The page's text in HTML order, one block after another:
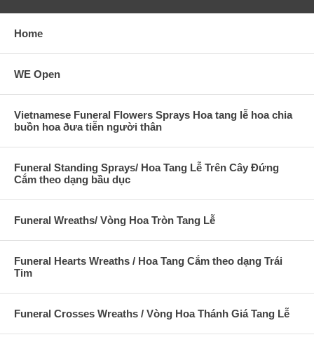
Home
WE Open
Vietnamese Funeral Flowers Sprays Hoa tang lễ hoa chia
buồn hoa ðưa tiễn người thân
Funeral Standing Sprays/ Hoa Tang Lễ Trên Cây Đứng
Cắm theo dạng bầu dục
Funeral Wreaths/ Vòng Hoa Tròn Tang Lễ
Funeral Hearts Wreaths / Hoa Tang Cắm theo dạng Trái
Tim
Funeral Crosses Wreaths / Vòng Hoa Thánh Giá Tang Lễ